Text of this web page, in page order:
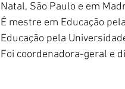
Natal, São Paulo e em
É mestre em Educação
Educação pela
Foi coordenadora-geral e